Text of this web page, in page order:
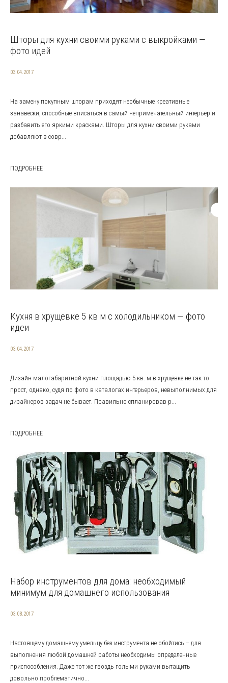
Шторы для кухни своими руками с выкройками —
фото идей
03.04.2017
На замену покупным шторам приходят необычные креативные
занавески, способные вписаться в самый непримечательный интерьер и
разбавить его яркими красками. Шторы для кухни своими руками
добавляют в совр...
ПОДРОБНЕЕ
Кухня в хрущевке 5 кв м с холодильником — фото
идеи
03.04.2017
Дизайн малогабаритной кухни площадью 5 кв. м в хрущёвке не так-то
прост, однако, судя по фото в каталогах интерьеров, невыполнимых для
дизайнеров задач не бывает. Правильно спланировав р...
ПОДРОБНЕЕ
Набор инструментов для дома: необходимый
минимум для домашнего использования
03.08.2017
Настоящему домашнему умельцу без инструмента не обойтись – для
выполнения любой домашней работы необходимы определенные
приспособления. Даже тот же гвоздь голыми руками вытащить
довольно проблематично...